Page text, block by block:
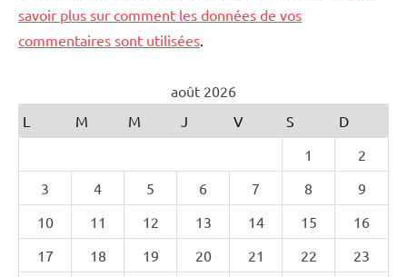
savoir plus sur comment les données de vos
commentaires sont utilisées
août 2026
L
M M J V S
D
1
2
3
4 5 6 7 8
9
10
11 12 13 14 15
16
17
18 19 20 21 22 23